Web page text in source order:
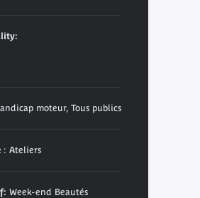
moteur, Tous publics
: Ateliers
Week-end Beautés